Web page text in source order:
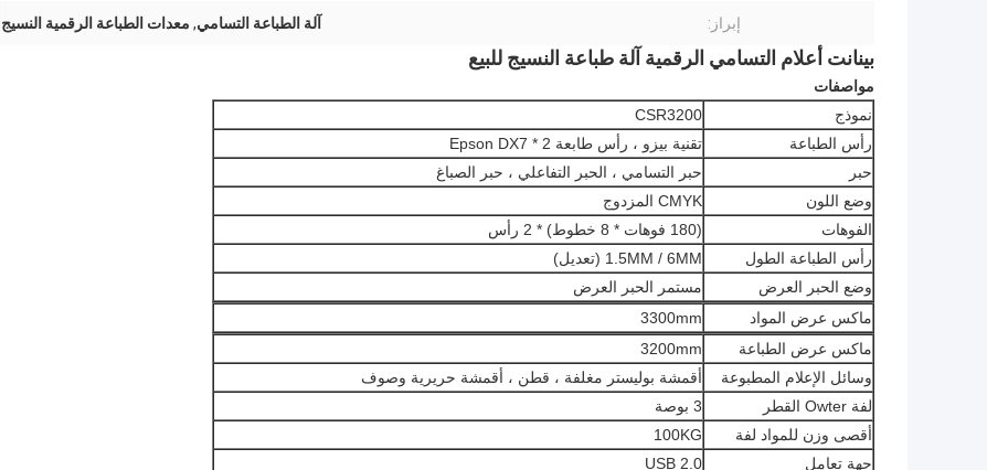
إبراز: آلة الطباعة التسامي, معدات الطباعة الرقمية النسيج
بينانت أعلام التسامي الرقمية آلة طباعة النسيج للبيع
مواصفات
نموذج
CSR3200
رأس الطباعة
تقنية بيزو ، رأس طابعة Epson DX7 * 2
حبر
حبر التسامي ، الحبر التفاعلي ، حبر الصباغ
وضع اللون
CMYK المزدوج
الفوهات
(180 فوهات * 8 خطوط) * 2 رأس
رأس الطباعة الطول
1.5MM / 6MM (تعديل)
وضع الحبر العرض
مستمر الحبر العرض
ماكس عرض المواد
3300mm
ماكس عرض الطباعة
3200mm
وسائل الإعلام المطبوعة
أقمشة بوليستر مغلفة ، قطن ، أقمشة حريرية وصوف
لفة Owter القطر
3 بوصة
أقصى وزن للمواد لفة
100KG
جهة تعامل
USB 2.0